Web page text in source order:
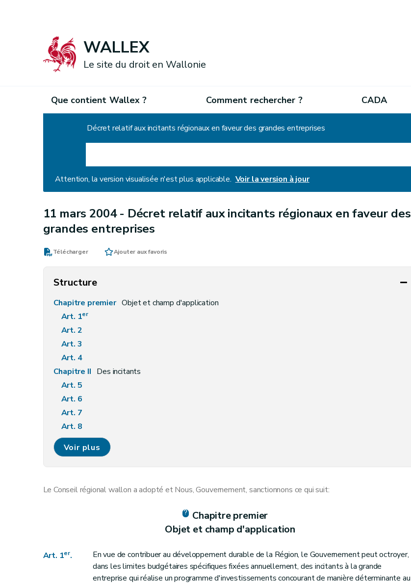
WALLEX
Le site du droit en Wallonie
Que contient Wallex ? Comment rechercher ? CADA
Décret relatif aux incitants régionaux en faveur des grandes entreprises
Attention, la version visualisée n'est plus applicable. Voir la version à jour
11 mars 2004 - Décret relatif aux incitants régionaux en faveur des
grandes entreprises
Télécharger Ajouter aux favoris
Structure
Chapitre premier Objet et champ d'application
Art. 1er
Art. 2
Art. 3
Art. 4
Chapitre II Des incitants
Art. 5
Art. 6
Art. 7
Art. 8
Art. 9
Chapitre III Conditions d'octroi et de maintien, procédures de demande et d'octroi, modalités de liquidation, de contrôle et sanctions
Art. 12
Art. 17
Voir plus
Le Conseil régional wallon a adopté et Nous, Gouvernement, sanctionnons ce qui suit:
Chapitre premier
Objet et champ d'application
Art. 1er.
En vue de contribuer au développement durable de la Région, le Gouvernement peut octroyer,
dans les limites budgétaires spécifiques fixées annuellement, des incitants à la grande
entreprise qui réalise un programme d'investissements concourant de manière déterminante au